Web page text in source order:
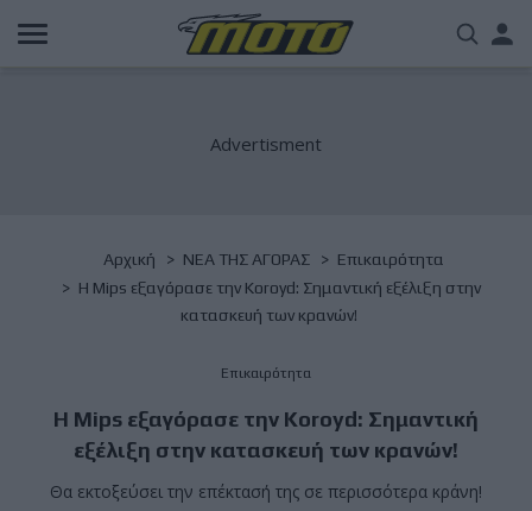
Παράκαμψη
προς
Breadcrumb
Αρχική NΕΑ ΤΗΣ ΑΓΟΡΑΣ
Επικαιρότητα
Η Mips εξαγόρασε την Koroyd: Σημαντική εξέλιξη στην
κατασκευή των κρανών!
Επικαιρότητα
Η Mips εξαγόρασε την Koroyd: Σημαντική
εξέλιξη στην κατασκευή των κρανών!
Θα εκτοξεύσει την επέκτασή της σε περισσότερα κράνη!